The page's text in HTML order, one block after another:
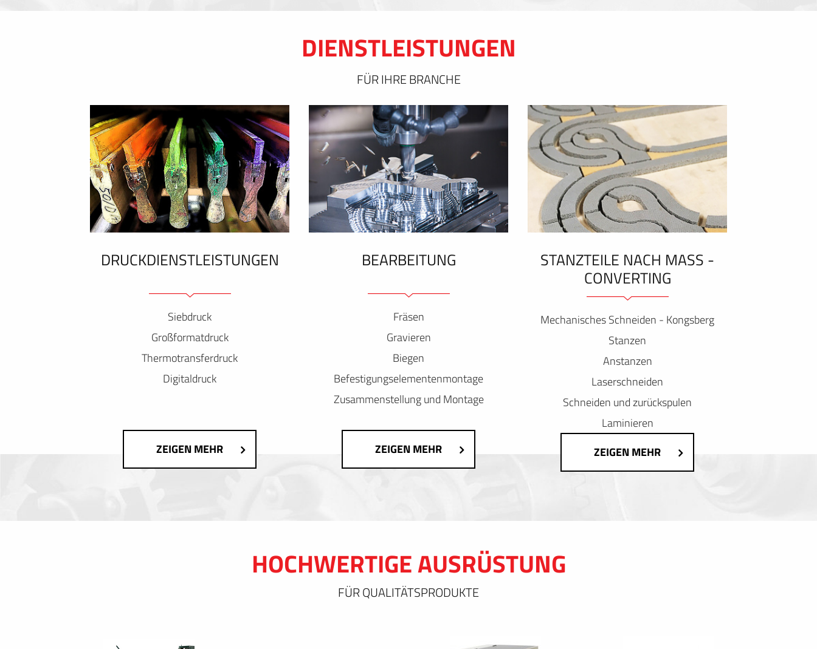
DIENSTLEISTUNGEN
FÜR IHRE BRANCHE
DRUCKDIENSTLEISTUNGEN
Siebdruck
Großformatdruck
Thermotransferdruck
Digitaldruck
ZEIGEN MEHR
BEARBEITUNG
Fräsen
Gravieren
Biegen
Befestigungselementenmontage
Zusammenstellung und Montage
ZEIGEN MEHR
STANZTEILE NACH MASS - C
ONVERTING
Mechanisches Schneiden - Kongsberg
Stanzen
Anstanzen
Laserschneiden
Schneiden und zurückspulen
Laminieren
ZEIGEN MEHR
HOCHWERTIGE AUSRÜSTUNG
FÜR QUALITÄTSPRODUKTE